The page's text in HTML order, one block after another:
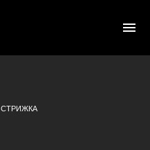
СТРИЖКА